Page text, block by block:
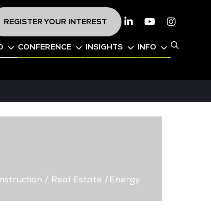
REGISTER YOUR INTEREST LinkedinYoutube
CONFERENCE INSIGHTS INFO
/ Real Estate |Energy